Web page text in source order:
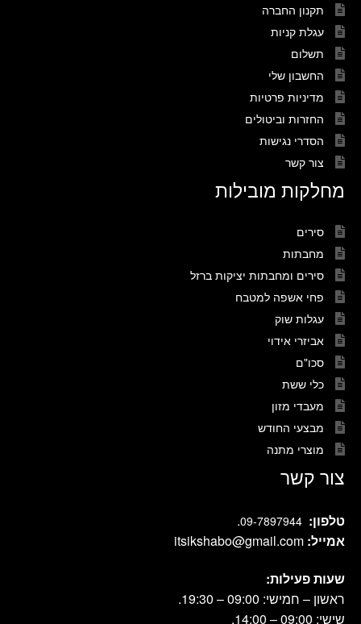
תקנון החברה
עגלת קניות
תשלום
החשבון שלי
מדיניות פרטיות
החזרות וביטולים
הסדרי נגישות
צור קשר
מחלקות מובילות
סירים
מחבתות
סירים ומחבתות יציקות ברזל
פחי אשפה למטבח
עגלות שוק
אביזרי אידוי
סכו"ם
כלי ששת
מעבדי מזון
מבצעי החודש
מוצרי מתנה
צור קשר
טלפון: 09-7897944
.
אמייל: itsikshabo@gmail.com
שעות פעילות:
ראשון – חמישי: 09:00 – 19:30.
שישי: 09:00 – 14:00.